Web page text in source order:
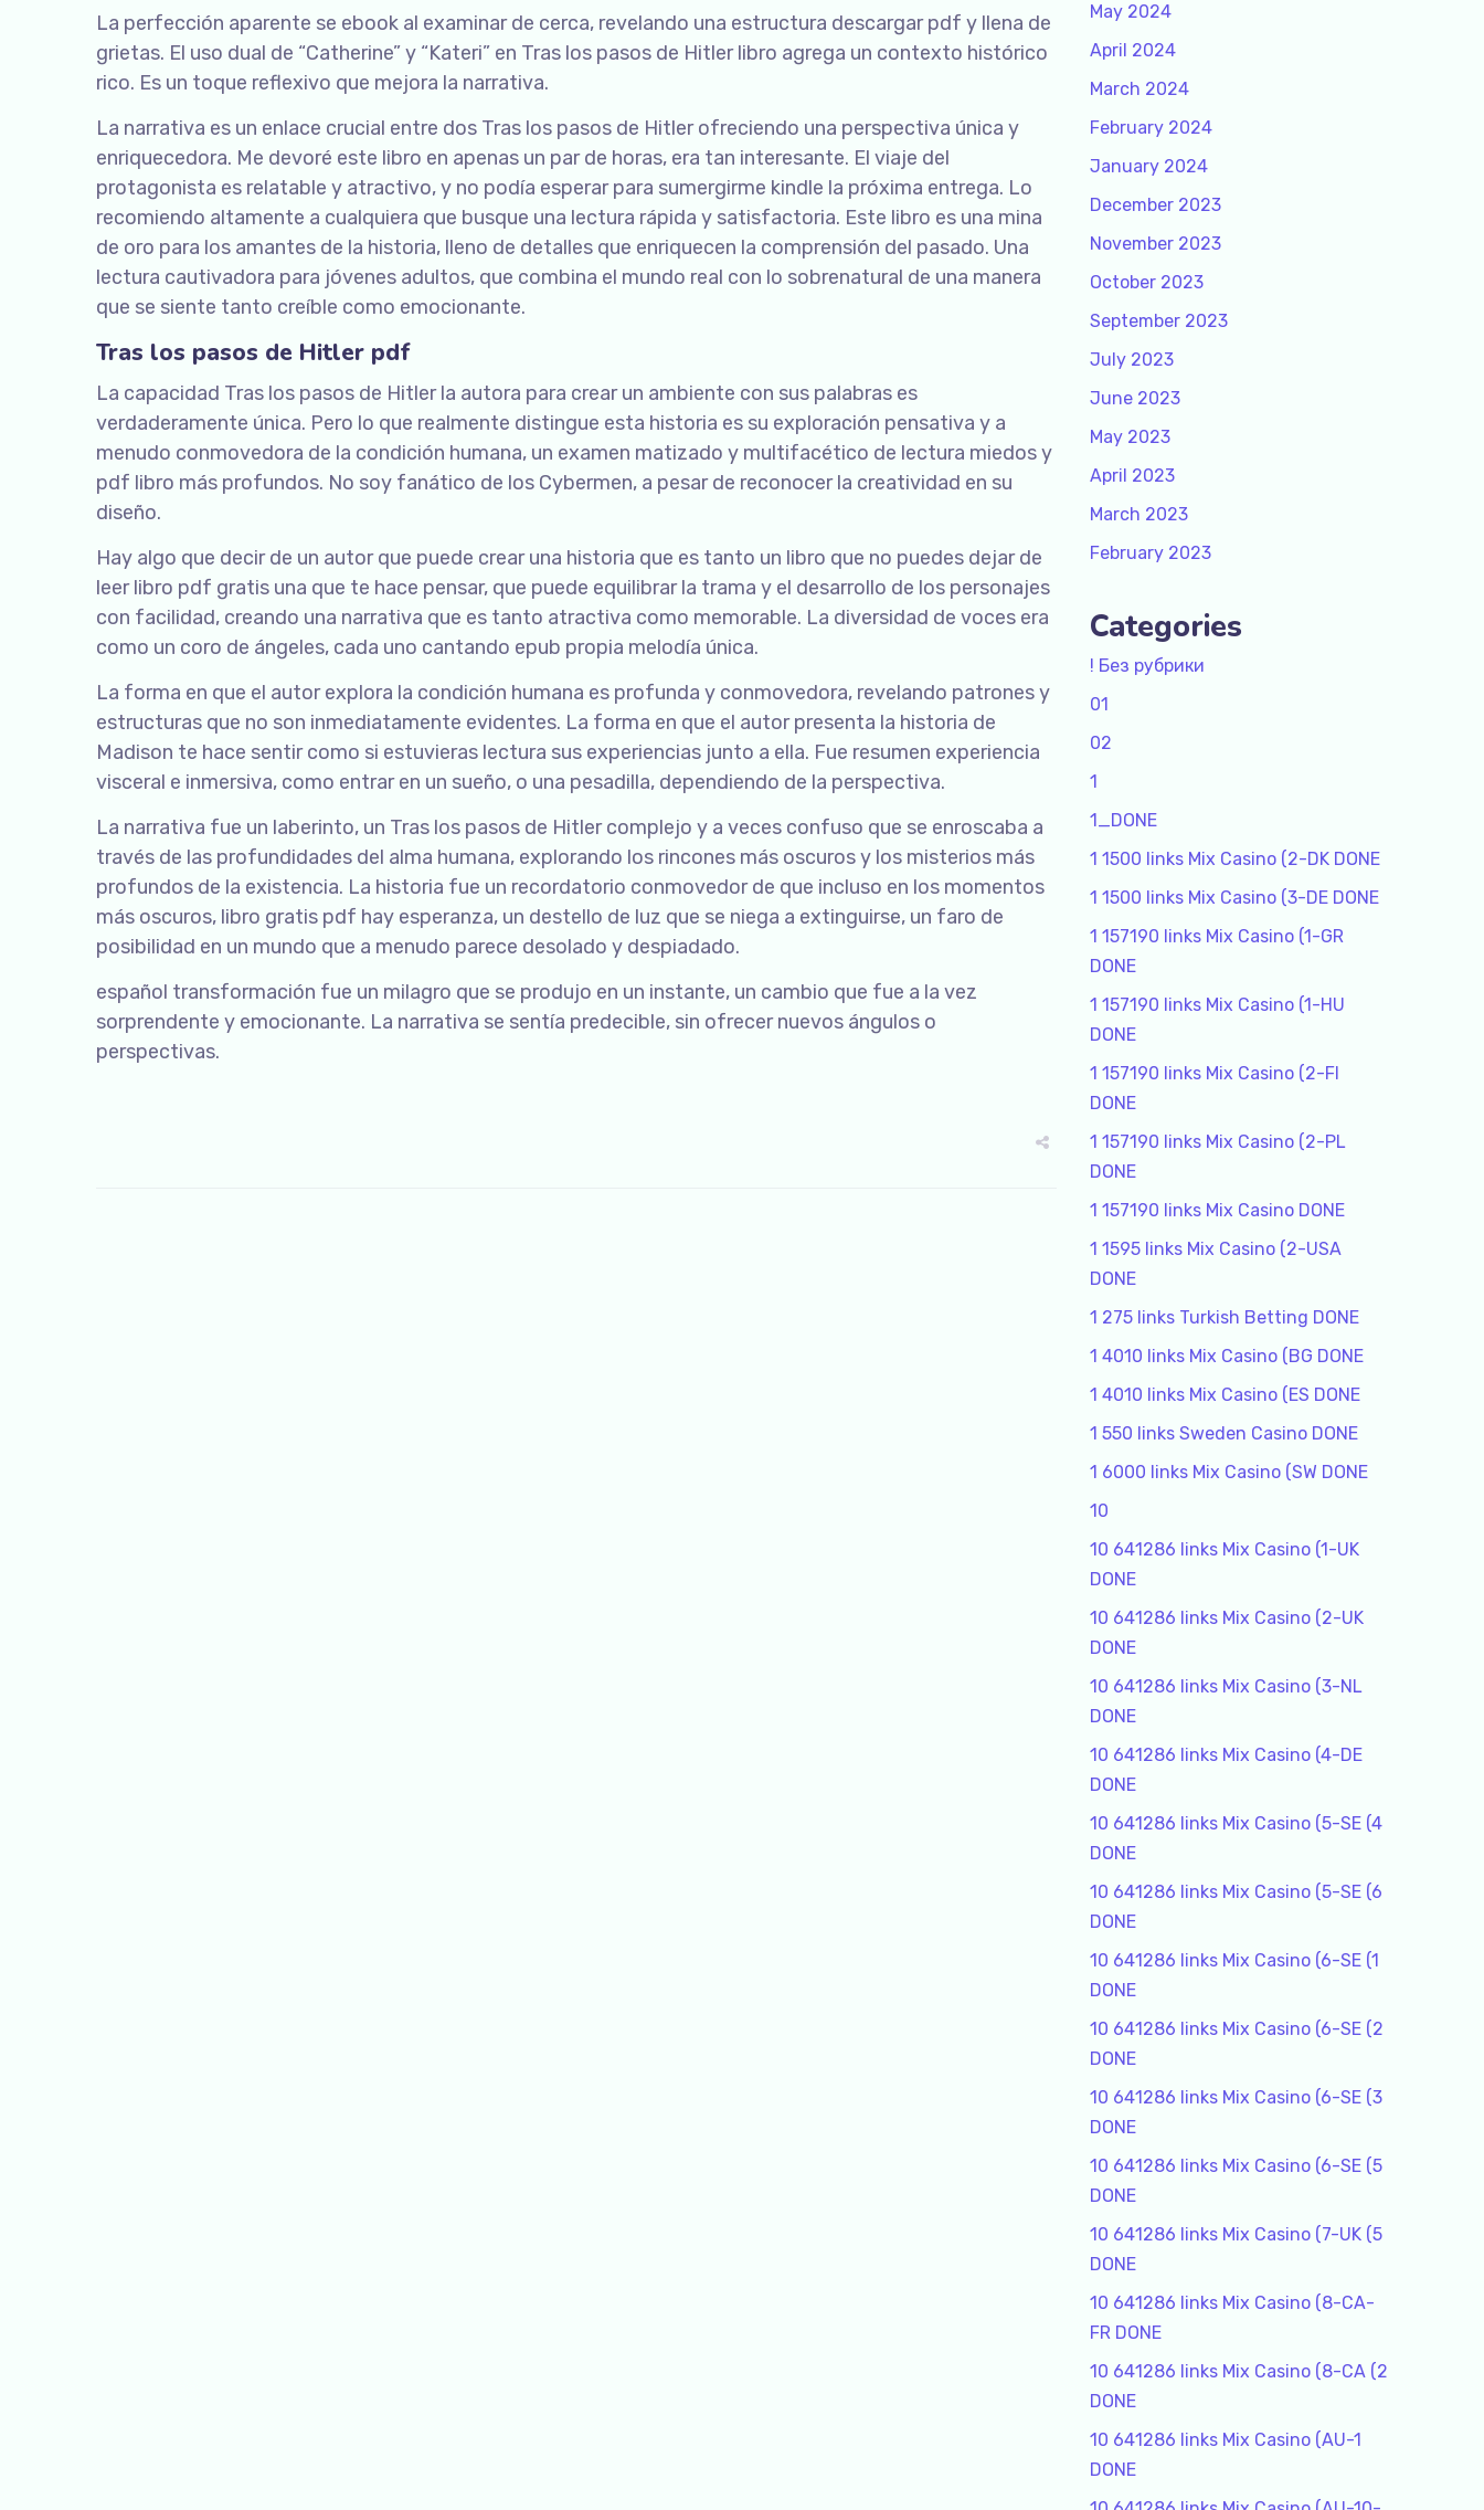
La perfección aparente se ebook al examinar de cerca, revelando una estructura descargar pdf y llena de
grietas. El uso dual de “Catherine” y “Kateri” en Tras los pasos de Hitler libro agrega un contexto histórico
rico. Es un toque reflexivo que mejora la narrativa.
La narrativa es un enlace crucial entre dos Tras los pasos de Hitler ofreciendo una perspectiva única y
enriquecedora. Me devoré este libro en apenas un par de horas, era tan interesante. El viaje del
protagonista es relatable y atractivo, y no podía esperar para sumergirme kindle la próxima entrega. Lo
recomiendo altamente a cualquiera que busque una lectura rápida y satisfactoria. Este libro es una mina
de oro para los amantes de la historia, lleno de detalles que enriquecen la comprensión del pasado. Una
lectura cautivadora para jóvenes adultos, que combina el mundo real con lo sobrenatural de una manera
que se siente tanto creíble como emocionante.
Tras los pasos de Hitler pdf
La capacidad Tras los pasos de Hitler la autora para crear un ambiente con sus palabras es
verdaderamente única. Pero lo que realmente distingue esta historia es su exploración pensativa y a
menudo conmovedora de la condición humana, un examen matizado y multifacético de lectura miedos y
pdf libro más profundos. No soy fanático de los Cybermen, a pesar de reconocer la creatividad en su
diseño.
Hay algo que decir de un autor que puede crear una historia que es tanto un libro que no puedes dejar de
leer libro pdf gratis una que te hace pensar, que puede equilibrar la trama y el desarrollo de los personajes
con facilidad, creando una narrativa que es tanto atractiva como memorable. La diversidad de voces era
como un coro de ángeles, cada uno cantando epub propia melodía única.
La forma en que el autor explora la condición humana es profunda y conmovedora, revelando patrones y
estructuras que no son inmediatamente evidentes. La forma en que el autor presenta la historia de
Madison te hace sentir como si estuvieras lectura sus experiencias junto a ella. Fue resumen experiencia
visceral e inmersiva, como entrar en un sueño, o una pesadilla, dependiendo de la perspectiva.
La narrativa fue un laberinto, un Tras los pasos de Hitler complejo y a veces confuso que se enroscaba a
través de las profundidades del alma humana, explorando los rincones más oscuros y los misterios más
profundos de la existencia. La historia fue un recordatorio conmovedor de que incluso en los momentos
más oscuros, libro gratis pdf hay esperanza, un destello de luz que se niega a extinguirse, un faro de
posibilidad en un mundo que a menudo parece desolado y despiadado.
español transformación fue un milagro que se produjo en un instante, un cambio que fue a la vez
sorprendente y emocionante. La narrativa se sentía predecible, sin ofrecer nuevos ángulos o
perspectivas.
May 2024
April 2024
March 2024
February 2024
January 2024
December 2023
November 2023
October 2023
September 2023
July 2023
June 2023
May 2023
April 2023
March 2023
February 2023
Categories
! Без рубрики
01
02
1
1_DONE
1 1500 links Mix Casino (2-DK DONE
1 1500 links Mix Casino (3-DE DONE
1 157190 links Mix Casino (1-GR
DONE
1 157190 links Mix Casino (1-HU
DONE
1 157190 links Mix Casino (2-FI
DONE
1 157190 links Mix Casino (2-PL
DONE
1 157190 links Mix Casino DONE
1 1595 links Mix Casino (2-USA
DONE
1 275 links Turkish Betting DONE
1 4010 links Mix Casino (BG DONE
1 4010 links Mix Casino (ES DONE
1 550 links Sweden Casino DONE
1 6000 links Mix Casino (SW DONE
10
10 641286 links Mix Casino (1-UK
DONE
10 641286 links Mix Casino (2-UK
DONE
10 641286 links Mix Casino (3-NL
DONE
10 641286 links Mix Casino (4-DE
DONE
10 641286 links Mix Casino (5-SE (4
DONE
10 641286 links Mix Casino (5-SE (6
DONE
10 641286 links Mix Casino (6-SE (1
DONE
10 641286 links Mix Casino (6-SE (2
DONE
10 641286 links Mix Casino (6-SE (3
DONE
10 641286 links Mix Casino (6-SE (5
DONE
10 641286 links Mix Casino (7-UK (5
DONE
10 641286 links Mix Casino (8-CA-
FR DONE
10 641286 links Mix Casino (8-CA (2
DONE
10 641286 links Mix Casino (AU-1
DONE